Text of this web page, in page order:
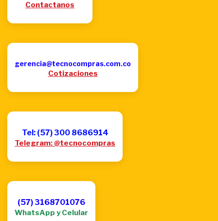
Contactanos
gerencia@tecnocompras.com.co
Cotizaciones
Tel: (57) 300 8686914
Telegram: @tecnocompras
(57) 3168701076
WhatsApp y Celular